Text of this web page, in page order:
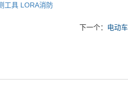
工具 LORA消防
下一个： 电动